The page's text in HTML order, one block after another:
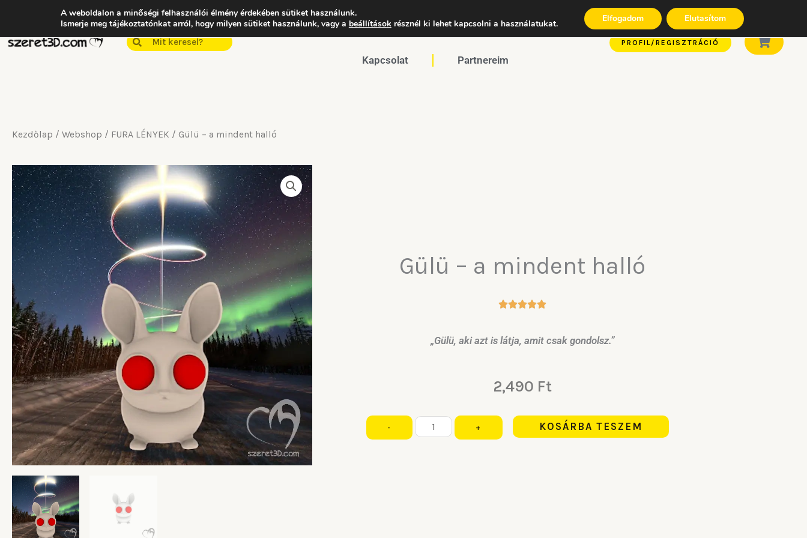
content
Keresés
Keresés
Főoldal WEBSHOP Rólam
Kapcsolat Partnereim
PROFIL/REGISZTRÁCIÓ Kosár
Kezdőlap / Webshop / FURA LÉNYEK / Gülü – a mindent halló
Gülü – a mindent halló
„Gülü, aki azt is látja, amit csak gondolsz.”
2,490 Ft
-
Gülü
+ KOSÁRBA TESZEM
A weboldalon a minőségi felhasználói élmény érdekében sütiket használunk.
Ismerje meg tájékoztatónkat arról, hogy milyen sütiket használunk, vagy a beállításokrésznél ki lehet kapcsolni a használatukat. Elfogadom Elutasítom